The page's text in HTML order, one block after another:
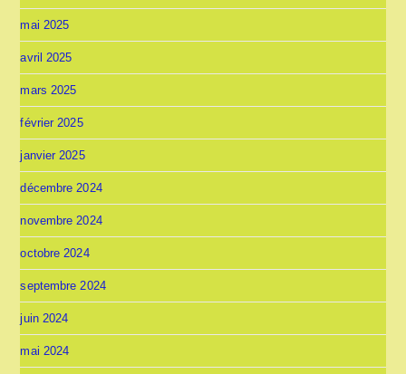
mai 2025
avril 2025
mars 2025
février 2025
janvier 2025
décembre 2024
novembre 2024
octobre 2024
septembre 2024
juin 2024
mai 2024